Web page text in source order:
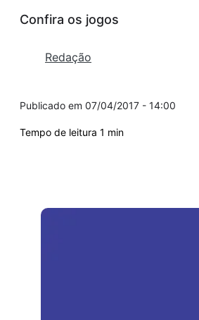
Confira os jogos
Redação
07/04/2017 - 14:00